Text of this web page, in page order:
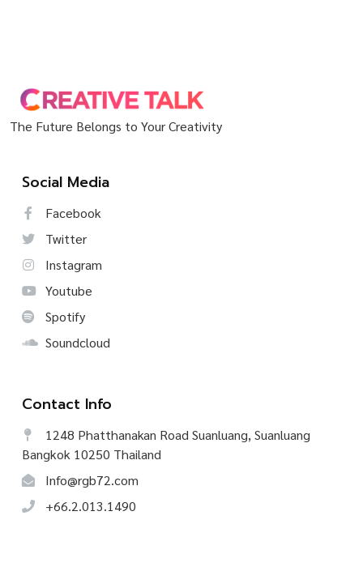
The Future Belongs to Your Creativity
Social Media
Facebook
Twitter
Instagram
Youtube
Spotify
Soundcloud
Contact Info
1248 Phatthanakan Road Suanluang, Suanluang
Bangkok 10250 Thailand
Info@rgb72.com
+66.2.013.1490